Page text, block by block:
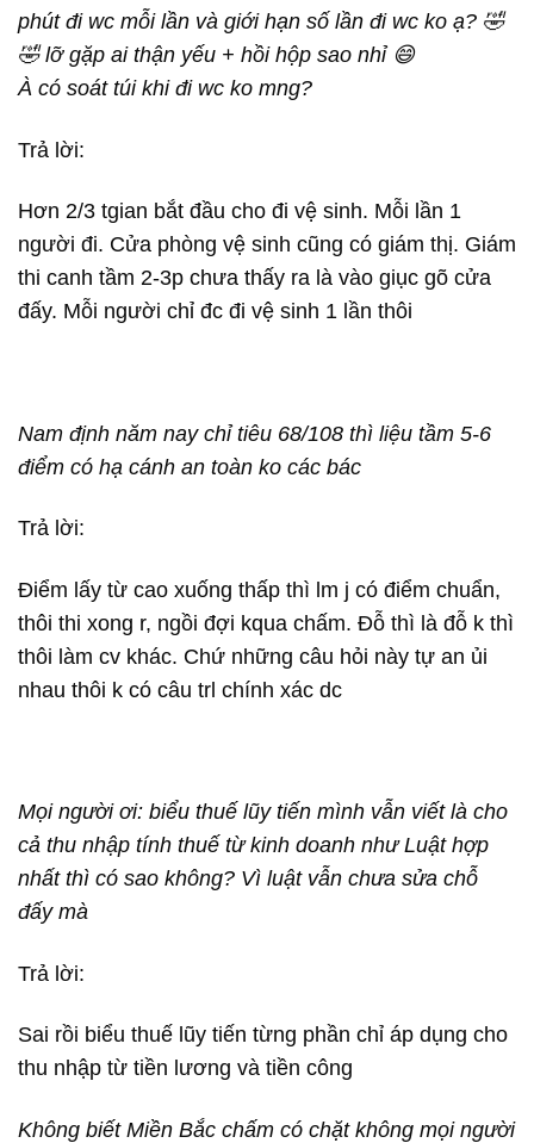
phút đi wc mỗi lần và giới hạn số lần đi wc ko ạ? 🤣
🤣 lỡ gặp ai thận yếu + hồi hộp sao nhỉ 😄
À có soát túi khi đi wc ko mng?
Trả lời:
Hơn 2/3 tgian bắt đầu cho đi vệ sinh. Mỗi lần 1
người đi. Cửa phòng vệ sinh cũng có giám thị. Giám
thi canh tầm 2-3p chưa thấy ra là vào giục gõ cửa
đấy. Mỗi người chỉ đc đi vệ sinh 1 lần thôi
Nam định năm nay chỉ tiêu 68/108 thì liệu tầm 5-6
điểm có hạ cánh an toàn ko các bác
Trả lời:
Điểm lấy từ cao xuống thấp thì lm j có điểm chuẩn,
thôi thi xong r, ngồi đợi kqua chấm. Đỗ thì là đỗ k thì
thôi làm cv khác. Chứ những câu hỏi này tự an ủi
nhau thôi k có câu trl chính xác dc
Mọi người ơi: biểu thuế lũy tiến mình vẫn viết là cho
cả thu nhập tính thuế từ kinh doanh như Luật hợp
nhất thì có sao không? Vì luật vẫn chưa sửa chỗ
đấy mà
Trả lời:
Sai rồi biểu thuế lũy tiến từng phần chỉ áp dụng cho
thu nhập từ tiền lương và tiền công
Không biết Miền Bắc chấm có chặt không mọi người